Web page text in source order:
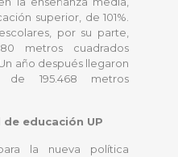
superior, de 101%.
por su parte,
metros cuadrados
año después llegaron
195.468 metros
educación UP
la nueva política